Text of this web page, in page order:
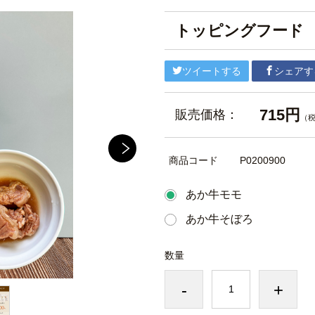
トッピングフー
ツイートする シェアす
販売価格： 715円 （
商品コード P0200900
あか牛モモ
あか牛そぼろ
数量
- +